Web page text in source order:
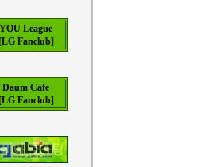
YOU League
[LG Fanclub]
Daum Cafe
[LG Fanclub]